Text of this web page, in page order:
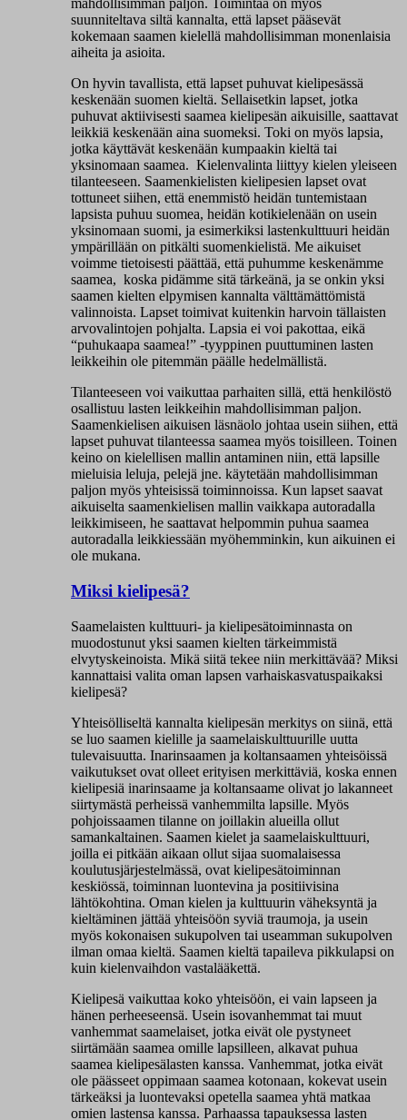
mahdollisimman paljon. Toimintaa on myös
suunniteltava siltä kannalta, että lapset pääsevät
kokemaan saamen kielellä mahdollisimman monenlaisia
aiheita ja asioita.
On hyvin tavallista, että lapset puhuvat kielipesässä
keskenään suomen kieltä. Sellaisetkin lapset, jotka
puhuvat aktiivisesti saamea kielipesän aikuisille, saattavat
leikkiä keskenään aina suomeksi. Toki on myös lapsia,
jotka käyttävät keskenään kumpaakin kieltä tai
yksinomaan saamea. Kielenvalinta liittyy kielen yleiseen
tilanteeseen. Saamenkielisten kielipesien lapset ovat
tottuneet siihen, että enemmistö heidän tuntemistaan
lapsista puhuu suomea, heidän kotikielenään on usein
yksinomaan suomi, ja esimerkiksi lastenkulttuuri heidän
ympärillään on pitkälti suomenkielistä. Me aikuiset
voimme tietoisesti päättää, että puhumme keskenämme
saamea, koska pidämme sitä tärkeänä, ja se onkin yksi
saamen kielten elpymisen kannalta välttämättömistä
valinnoista. Lapset toimivat kuitenkin harvoin tällaisten
arvovalintojen pohjalta. Lapsia ei voi pakottaa, eikä
“puhukaapa saamea!” -tyyppinen puuttuminen lasten
leikkeihin ole pitemmän päälle hedelmällistä.
Tilanteeseen voi vaikuttaa parhaiten sillä, että henkilöstö
osallistuu lasten leikkeihin mahdollisimman paljon.
Saamenkielisen aikuisen läsnäolo johtaa usein siihen, että
lapset puhuvat tilanteessa saamea myös toisilleen. Toinen
keino on kielellisen mallin antaminen niin, että lapsille
mieluisia leluja, pelejä jne. käytetään mahdollisimman
paljon myös yhteisissä toiminnoissa. Kun lapset saavat
aikuiselta saamenkielisen mallin vaikkapa autoradalla
leikkimiseen, he saattavat helpommin puhua saamea
autoradalla leikkiessään myöhemminkin, kun aikuinen ei
ole mukana.
Miksi kielipesä?
Saamelaisten kulttuuri- ja kielipesätoiminnasta on
muodostunut yksi saamen kielten tärkeimmistä
elvytyskeinoista. Mikä siitä tekee niin merkittävää? Miksi
kannattaisi valita oman lapsen varhaiskasvatuspaikaksi
kielipesä?
Yhteisölliseltä kannalta kielipesän merkitys on siinä, että
se luo saamen kielille ja saamelaiskulttuurille uutta
tulevaisuutta. Inarinsaamen ja koltansaamen yhteisöissä
vaikutukset ovat olleet erityisen merkittäviä, koska ennen
kielipesiä inarinsaame ja koltansaame olivat jo lakanneet
siirtymästä perheissä vanhemmilta lapsille. Myös
pohjoissaamen tilanne on joillakin alueilla ollut
samankaltainen. Saamen kielet ja saamelaiskulttuuri,
joilla ei pitkään aikaan ollut sijaa suomalaisessa
koulutusjärjestelmässä, ovat kielipesätoiminnan
keskiössä, toiminnan luontevina ja positiivisina
lähtökohtina. Oman kielen ja kulttuurin väheksyntä ja
kieltäminen jättää yhteisöön syviä traumoja, ja usein
myös kokonaisen sukupolven tai useamman sukupolven
ilman omaa kieltä. Saamen kieltä tapaileva pikkulapsi on
kuin kielenvaihdon vastalääkettä.
Kielipesä vaikuttaa koko yhteisöön, ei vain lapseen ja
hänen perheeseensä. Usein isovanhemmat tai muut
vanhemmat saamelaiset, jotka eivät ole pystyneet
siirtämään saamea omille lapsilleen, alkavat puhua
saamea kielipesälasten kanssa. Vanhemmat, jotka eivät
ole päässeet oppimaan saamea kotonaan, kokevat usein
tärkeäksi ja luontevaksi opetella saamea yhtä matkaa
omien lastensa kanssa. Parhaassa tapauksessa lasten